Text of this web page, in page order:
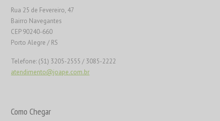
Rua 25 de Fevereiro, 47
Bairro Navegantes
CEP 90240-660
Porto Alegre / RS
Telefone: (51) 3205-2555 / 3085-2222
atendimento@joape.com.br
Como Chegar